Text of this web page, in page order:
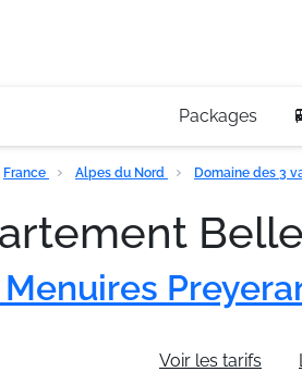
Packages
France Alpes du Nord Domaine des 3
Voir les tarifs